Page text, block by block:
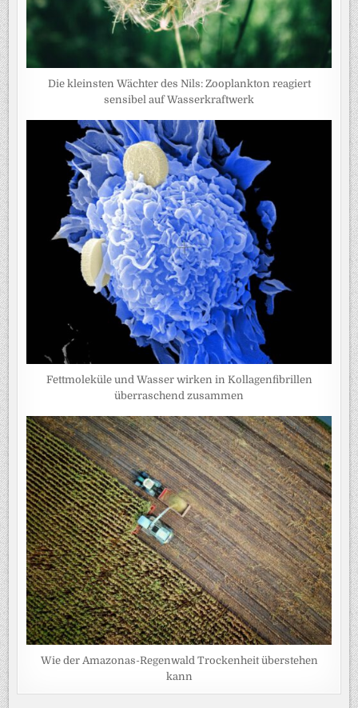
Die kleinsten Wächter des Nils: Zooplankton reagiert
sensibel auf Wasserkraftwerk
Fettmoleküle und Wasser wirken in Kollagenfibrillen
überraschend zusammen
Wie der Amazonas-Regenwald Trockenheit überstehen
kann